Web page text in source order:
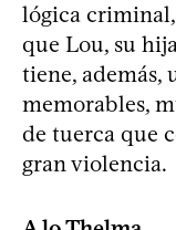
lógica
que Lou, su
tiene, además,
memorables,
de tuerca que
gran violencia.